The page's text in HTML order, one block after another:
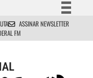
Simplifique!
Comunica BR
Acesso à informação
ASSINAR NEWSLETTER
FM